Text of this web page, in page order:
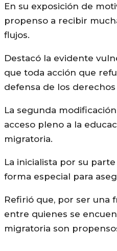
En su exposición de
propenso a recibir
flujos.
Destacó la evidente
que toda acción que
defensa de los
La segunda
acceso pleno a la
migratoria.
La inicialista por su
forma especial para
Refirió que, por ser una
entre quienes se
migratoria son